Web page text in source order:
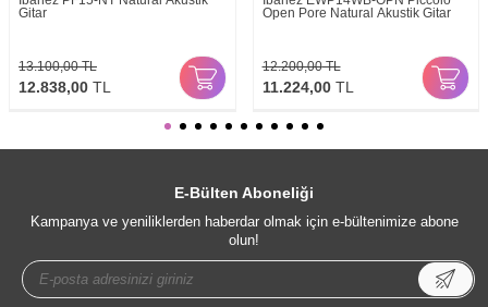
Gitar
13.100,00TL
12.838,00 TL
Open Pore Natural Akustik Gitar
12.200,00TL
11.224,00TL
E-Bülten Aboneliği
Kampanya ve yeniliklerden haberdar olmak için e-bültenimize abone
olun!